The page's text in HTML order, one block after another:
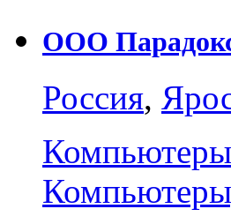
ООО
Россия,